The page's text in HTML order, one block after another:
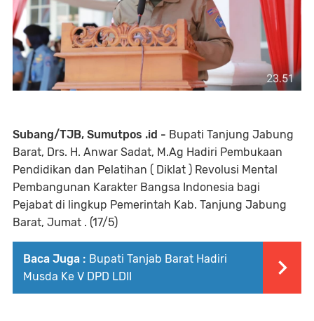
Subang/TJB, Sumutpos .id - Bupati Tanjung Jabung
Barat, Drs. H. Anwar Sadat, M.Ag Hadiri Pembukaan
Pendidikan dan Pelatihan ( Diklat ) Revolusi Mental
Pembangunan Karakter Bangsa Indonesia bagi
Pejabat di lingkup Pemerintah Kab. Tanjung Jabung
Barat, Jumat . (17/5)
Baca Juga : Bupati Tanjab Barat Hadiri
Musda Ke V DPD LDII